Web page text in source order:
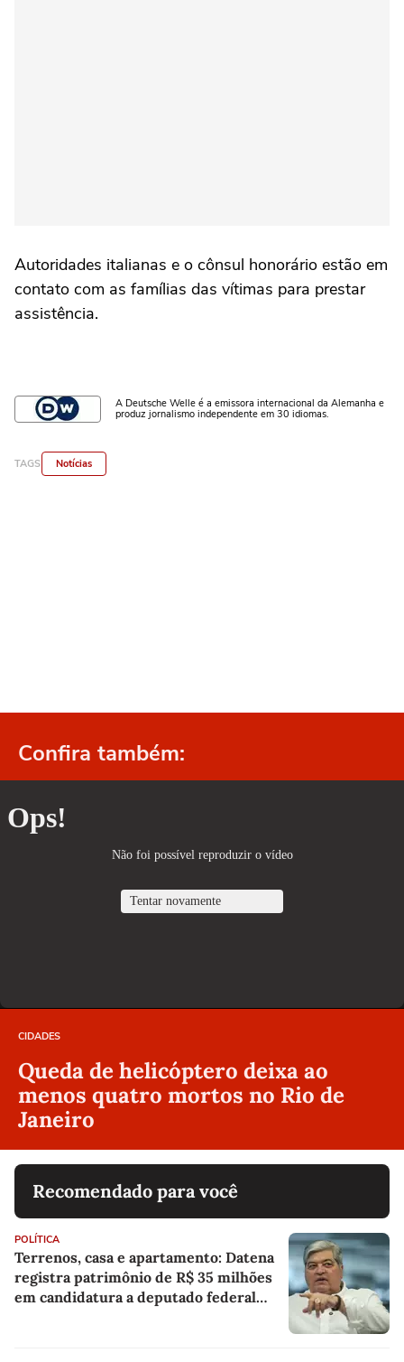
Autoridades italianas e o cônsul honorário estão em
contato com as famílias das vítimas para prestar
assistência.
A Deutsche Welle é a emissora internacional da Alemanha e
produz jornalismo independente em 30 idiomas.
TAGS Notícias
Confira também:
CIDADES
Queda de helicóptero deixa ao
menos quatro mortos no Rio de
Janeiro
Recomendado para você
POLÍTICA
Terrenos, casa e apartamento: Datena
registra patrimônio de R$ 35 milhões
em candidatura a deputado federal